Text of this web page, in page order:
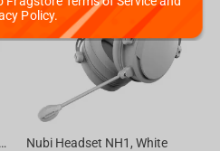
Nubi Headset NH1 Pro Wireless, Black Nubi Headset NH1, White
Policy.